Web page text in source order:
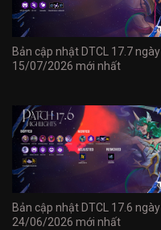
Bản cập nhật DTCL 17.7 ngày
15/07/2026 mới nhất
Bản cập nhật DTCL 17.6 ngày
24/06/2026 mới nhất